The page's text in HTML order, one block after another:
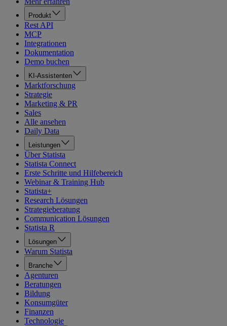
Produkt
Rest API
MCP
Integrationen
Dokumentation
Demo buchen
KI-Assistenten
Marktforschung
Strategie
Marketing & PR
Sales
Alle ansehen
Daily Data
Leistungen
Über Statista
Statista Connect
Erste Schritte und Hilfebereich
Webinar & Training Hub
Statista+
Research Lösungen
Strategieberatung
Communication Lösungen
Statista R
Lösungen
Warum Statista
Branche
Agenturen
Beratungen
Bildung
Konsumgüter
Finanzen
Technologie